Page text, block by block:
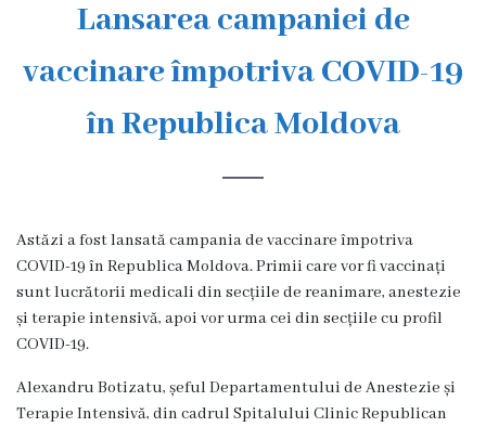
I
r
i
a
r
Lansarea campaniei de
vaccinare împotriva COVID-19
în Republica Moldova
Astăzi a fost lansată campania de vaccinare împotriva
COVID-19 în Republica Moldova. Primii care vor fi vaccinați
sunt lucrătorii medicali din secțiile de reanimare, anestezie
și terapie intensivă, apoi vor urma cei din secțiile cu profil
COVID-19.
Alexandru Botizatu, șeful Departamentului de Anestezie și
Terapie Intensivă, din cadrul Spitalului Clinic Republican